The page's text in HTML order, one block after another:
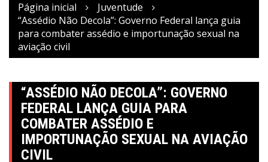
Página inicial
Juventude
“Assédio Não Decola”: Governo Federal lança guia
para combater assédio e importunação sexual na
aviação civil
“ASSÉDIO NÃO DECOLA”: GOVERNO
FEDERAL LANÇA GUIA PARA
COMBATER ASSÉDIO E
IMPORTUNAÇÃO SEXUAL NA AVIAÇÃO
CIVIL